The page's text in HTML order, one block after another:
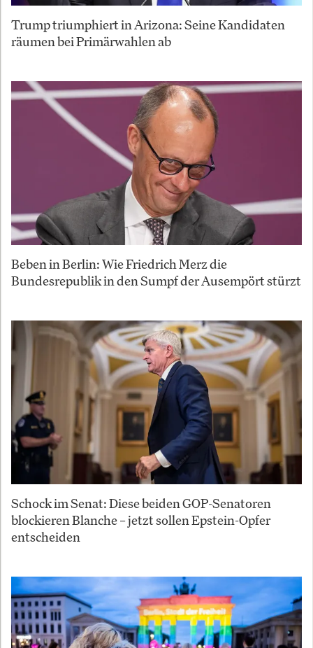
Trump triumphiert in Arizona: Seine Kandidaten
räumen bei Primärwahlen ab
Beben in Berlin: Wie Friedrich Merz die
Bundesrepublik in den Sumpf der Ausempört stürzt
Schock im Senat: Diese beiden GOP-Senatoren
blockieren Blanche – jetzt sollen Epstein-Opfer
entscheiden